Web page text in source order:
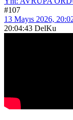
#107
13 Mayıs 2026,
20:04:43 DelKu